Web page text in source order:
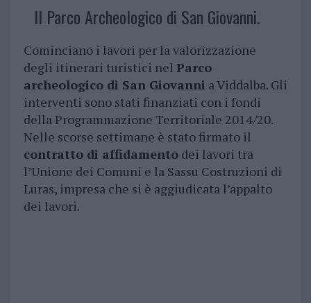
Il Parco Archeologico di San Giovanni.
Cominciano i lavori per la valorizzazione
degli itinerari turistici nel Parco
archeologico di San Giovanni a Viddalba. Gli
interventi sono stati finanziati con i fondi
della Programmazione Territoriale 2014/20.
Nelle scorse settimane è stato firmato il
contratto di affidamentodei lavori tra
l’Unione dei Comuni e la Sassu Costruzioni di
Luras, impresa che si è aggiudicata l’appalto
dei lavori.